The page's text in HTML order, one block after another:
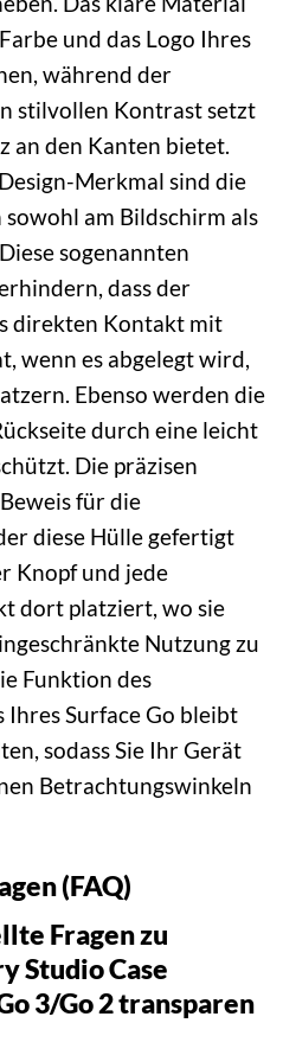
und das Logo Ihres
während der
stilvollen Kontrast setzt
an den Kanten bietet.
Merkmal sind die
am Bildschirm als
sogenannten
dass der
direkten Kontakt mit
wenn es abgelegt wird,
Ebenso werden die
durch eine leicht
Die präzisen
für die
diese Hülle gefertigt
Knopf und jede
dort platziert, wo sie
Nutzung zu
Funktion des
Surface Go bleibt
sodass Sie Ihr Gerät
Betrachtungswinkeln
(FAQ)
Fragen zu
Studio Case
3/Go 2 transparen